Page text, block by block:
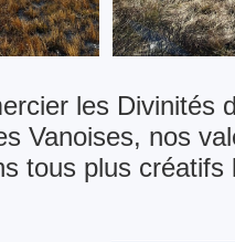
les Divinités
Vanoises, nos
tous plus créatifs